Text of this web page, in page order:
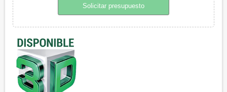
Solicitar presupuesto